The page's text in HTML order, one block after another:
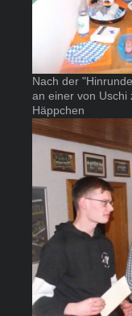
Nach der
an einer von Uschi
Häppchen